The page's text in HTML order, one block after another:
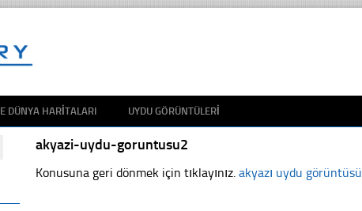
DÜNYA HARITALARI UYDU GÖRÜNTÜLERI
akyazi-uydu-goruntusu2
Konusuna geri dönmek için tıklayınız.akyazı uydu görüntüsü